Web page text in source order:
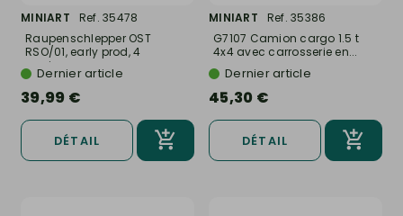
MINIART
Ref. 35478
Raupenschlepper OST
RSO/01, early prod, 4
versions -...
Dernier article
39,99 €
DÉTAIL
MINIART
Ref. 35386
G7107 Camion cargo 1.5 t
4x4 avec carrosserie en...
Dernier article
45,30 €
DÉTAIL